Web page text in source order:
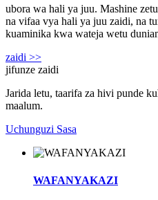
ubora wa hali ya juu. Mashine
na vifaa vya hali ya juu zaidi, na
kuaminika kwa wateja wetu
zaidi >>
jifunze zaidi
Jarida letu, taarifa za hivi punde
maalum.
Uchunguzi Sasa
WAFANYAKAZI